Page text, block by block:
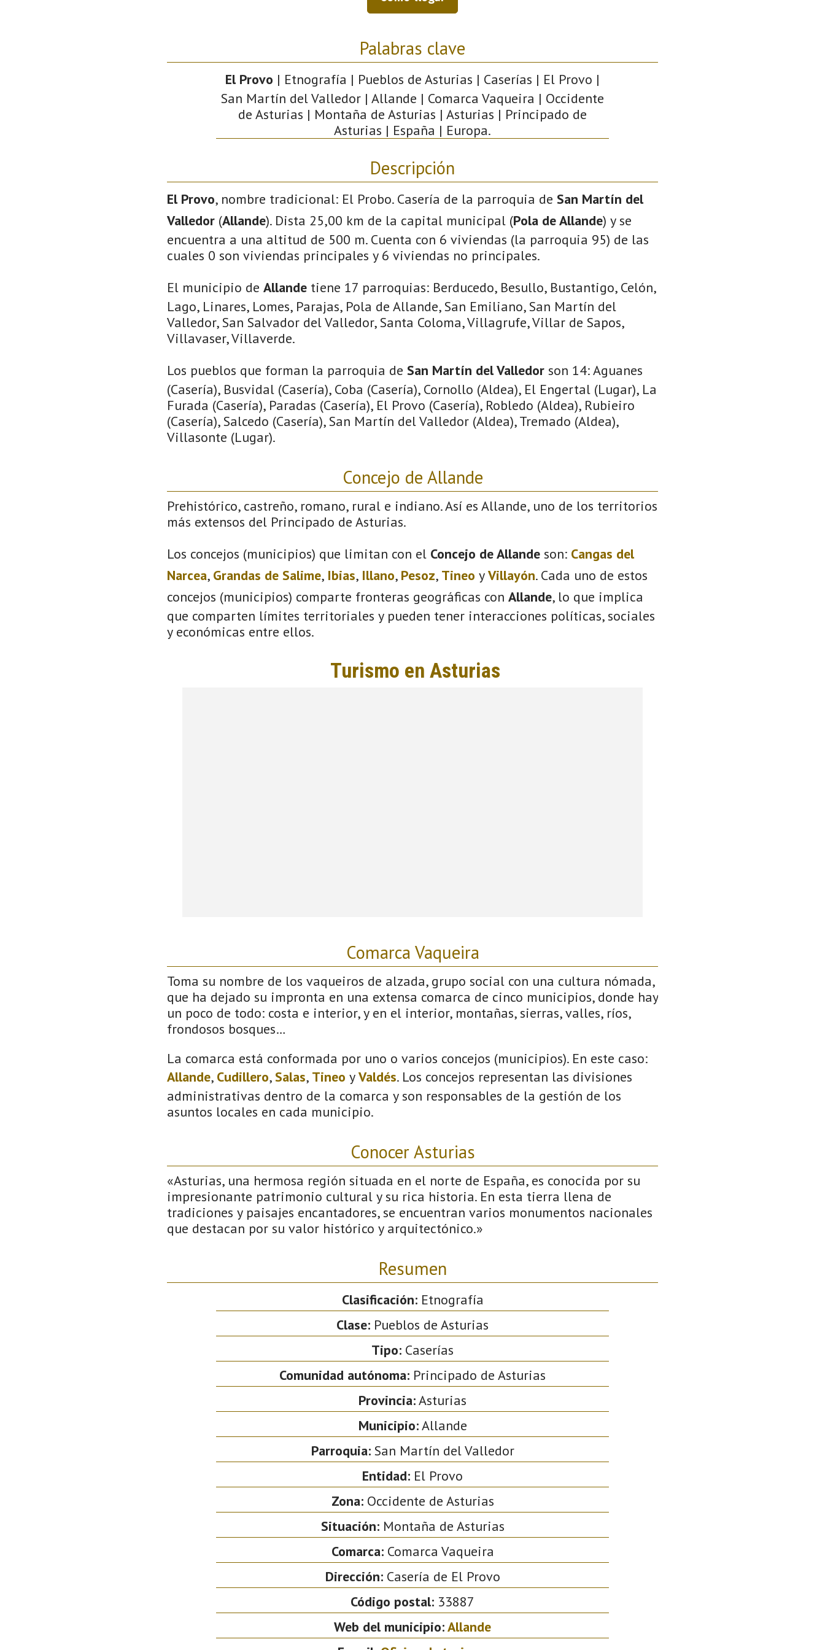
Palabras clave
El Provo | Etnografía | Pueblos de Asturias | Caserías | El Provo |
San Martín del Valledor | Allande | Comarca Vaqueira | Occidente
de Asturias | Montaña de Asturias | Asturias | Principado de
Asturias | España | Europa.
Descripción
El Provo, nombre tradicional: El Probo. Casería de la parroquia de San Martín del
Valledor (Allande). Dista 25,00 km de la capital municipal (Pola de Allande) y se
encuentra a una altitud de 500 m. Cuenta con 6 viviendas (la parroquia 95) de las
cuales 0 son viviendas principales y 6 viviendas no principales.
El municipio de Allande tiene 17 parroquias: Berducedo, Besullo, Bustantigo, Celón,
Lago, Linares, Lomes, Parajas, Pola de Allande, San Emiliano, San Martín del
Valledor, San Salvador del Valledor, Santa Coloma, Villagrufe, Villar de Sapos,
Villavaser, Villaverde.
Los pueblos que forman la parroquia de San Martín del Valledor son 14: Aguanes
(Casería), Busvidal (Casería), Coba (Casería), Cornollo (Aldea), El Engertal (Lugar), La
Furada (Casería), Paradas (Casería), El Provo (Casería), Robledo (Aldea), Rubieiro
(Casería), Salcedo (Casería), San Martín del Valledor (Aldea), Tremado (Aldea),
Villasonte (Lugar).
Concejo de Allande
Prehistórico, castreño, romano, rural e indiano. Así es Allande, uno de los territorios
más extensos del Principado de Asturias.
Los concejos (municipios) que limitan con el Concejo de Allande son: Cangas del
Narcea, Grandas de Salime, Ibias, Illano, Pesoz, Tineo yVillayón. Cada uno de estos
concejos (municipios) comparte fronteras geográficas con Allande, lo que implica
que comparten límites territoriales y pueden tener interacciones políticas, sociales
y económicas entre ellos.
Comarca Vaqueira
Toma su nombre de los vaqueiros de alzada, grupo social con una cultura nómada,
que ha dejado su impronta en una extensa comarca de cinco municipios, donde hay
un poco de todo: costa e interior, y en el interior, montañas, sierras, valles, ríos,
frondosos bosques…
La comarca está conformada por uno o varios concejos (municipios). En este caso:
Allande, Cudillero,Salas, Tineo yValdés. Los concejos representan las divisiones
administrativas dentro de la comarca y son responsables de la gestión de los
asuntos locales en cada municipio.
Conocer Asturias
«Asturias, una hermosa región situada en el norte de España, es conocida por su
impresionante patrimonio cultural y su rica historia. En esta tierra llena de
tradiciones y paisajes encantadores, se encuentran varios monumentos nacionales
que destacan por su valor histórico y arquitectónico.»
Resumen
Clasificación:Etnografía
Clase: Pueblos de Asturias
Tipo: Caserías
Comunidad autónoma: Principado de Asturias
Provincia:Asturias
Municipio:Allande
Parroquia:San Martín del Valledor
Entidad: El Provo
Zona:Occidente de Asturias
Situación:Montaña de Asturias
Comarca:Comarca Vaqueira
Dirección:Casería de El Provo
Código postal: 33887
Web del municipio:Allande